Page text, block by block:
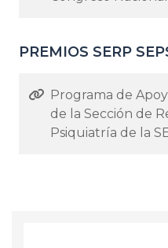
PREMIOS SERP
Programa de
de la Sección de
Psiquiatría de la